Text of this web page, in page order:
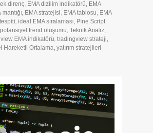
direnç, EMA dizilim indikatörü, EMA
, EMA stratejisi, EMA tablosu, EMA
, ideal EMA sıralaması, Pine Script
potansiyel trend oluşumu, Teknik Analiz,
EMA indikatörü, tradingview strateji,
Hareketli Ortalama, yatırım stratejileri